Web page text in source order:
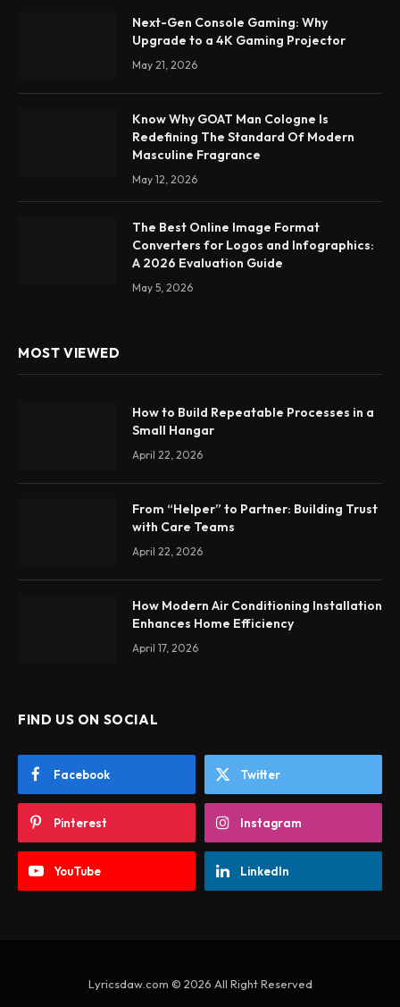
Next-Gen Console Gaming: Why
Upgrade to a 4K Gaming Projector
May 21, 2026
Know Why GOAT Man Cologne Is
Redefining The Standard Of Modern
Masculine Fragrance
May 12, 2026
The Best Online Image Format
Converters for Logos and Infographics:
A 2026 Evaluation Guide
May 5, 2026
MOST VIEWED
How to Build Repeatable Processes in a
Small Hangar
April 22, 2026
From “Helper” to Partner: Building Trust
with Care Teams
April 22, 2026
How Modern Air Conditioning Installation
Enhances Home Efficiency
April 17, 2026
FIND US ON SOCIAL
Facebook Twitter
Pinterest Instagram
YouTube LinkedIn
Lyricsdaw.com © 2026 All Right Reserved